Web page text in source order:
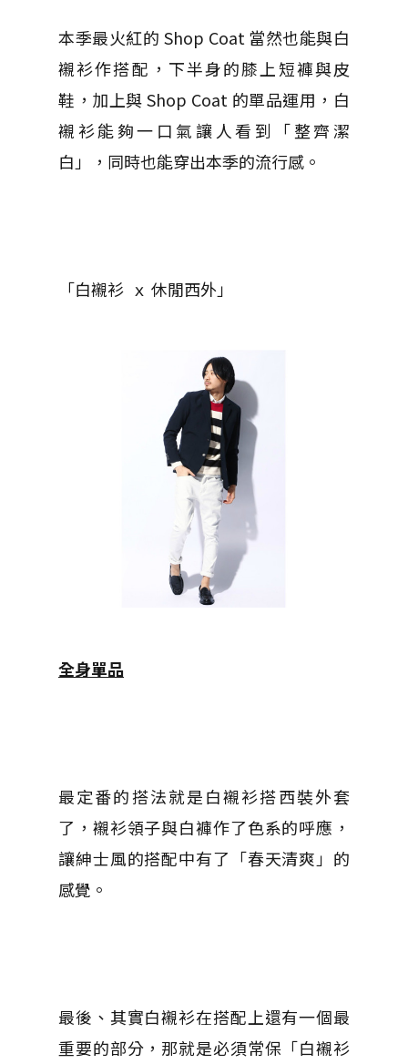
本季最火紅的 Shop Coat 當然也能與白
襯衫作搭配，下半身的膝上短褲與皮
鞋，加上與 Shop Coat 的單品運用，白
襯衫能夠一口氣讓人看到「整齊潔
白」，同時也能穿出本季的流行感。
「白襯衫 ｘ 休閒西外」
全身單品
最定番的搭法就是白襯衫搭西裝外套
了，襯衫領子與白褲作了色系的呼應，
讓紳士風的搭配中有了「春天清爽」的
感覺。
最後、其實白襯衫在搭配上還有一個最
重要的部分，那就是必須常保「白襯衫